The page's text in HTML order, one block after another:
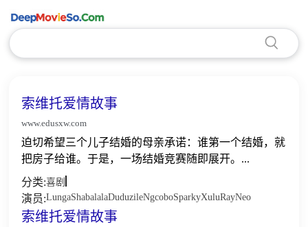
索维托爱情故事
www.edusxw.com
迫切希望三个儿子结婚的母亲承诺：谁第一个结婚，就
把房子给谁。于是，一场结婚竞赛随即展开。...
分类:喜剧
演员:LungaShabalalaDuduzileNgcoboSparkyXuluRayNeo
索维托爱情故事